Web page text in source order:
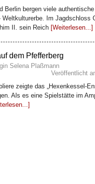
Berlin bergen viele
Im Jagdschloss
II. sein Reich [Weiterlesen...]
dem Pfefferberg
Selena Plaßmann
Veröffentlicht
zeigte das „Hexenkessel-
Als es eine Spielstätte im